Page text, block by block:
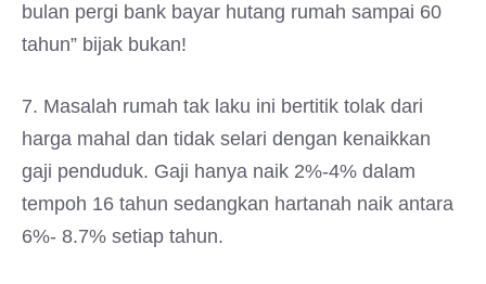
bulan pergi bank bayar hutang rumah sampai 60
tahun” bijak bukan!
7. Masalah rumah tak laku ini bertitik tolak dari
harga mahal dan tidak selari dengan kenaikkan
gaji penduduk. Gaji hanya naik 2%-4% dalam
tempoh 16 tahun sedangkan hartanah naik antara
6%- 8.7% setiap tahun.